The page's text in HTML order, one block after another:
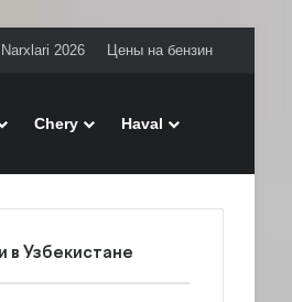
2026 Цены на бензин
Chery Haval
в Узбекистане